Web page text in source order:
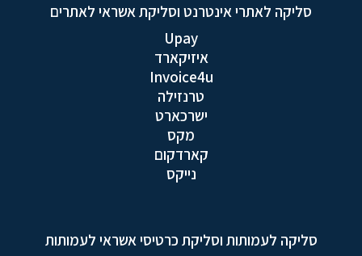
סליקה לאתרי אינטרנט וסליקת אשראי לאתרים
Upay
איזיקארד
Invoice4u
טרנזילה
ישרכארט
מקס
קארדקום
נייקס
סליקה לעמותות וסליקת כרטיסי אשראי לעמותות